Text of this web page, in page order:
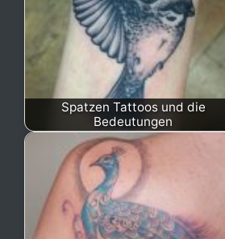
Spatzen Tattoos und die
Bedeutungen